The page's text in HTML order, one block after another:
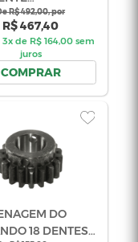
CONTRA
PECUS
02.602351
De R$